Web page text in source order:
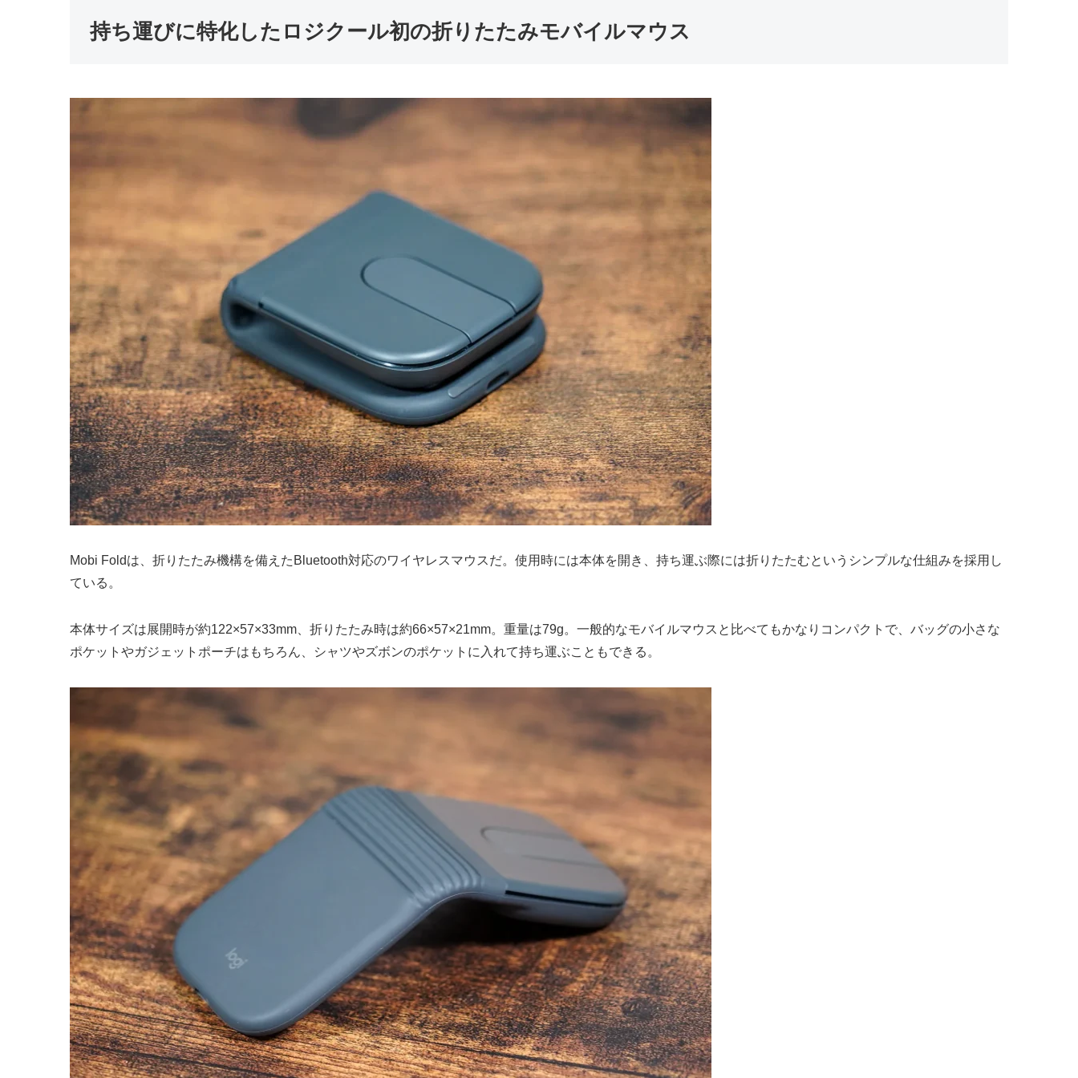
持ち運びに特化したロジクール初の折りたたみモバイルマウス
Mobi Foldは、折りたたみ機構を備えたBluetooth対応のワイヤレスマウスだ。使用時には本体を開き、持ち運ぶ際には折りたたむというシンプルな仕組みを採用し
ている。
本体サイズは展開時が約122×57×33mm、折りたたみ時は約66×57×21mm。重量は79g。一般的なモバイルマウスと比べてもかなりコンパクトで、バッグの小さな
ポケットやガジェットポーチはもちろん、シャツやズボンのポケットに入れて持ち運ぶこともできる。